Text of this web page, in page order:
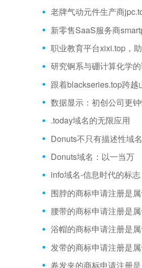
.today域名的无限应用
Donuts不只有描述性域名
Donuts域名：以一当万
info域名-信息时代的标志